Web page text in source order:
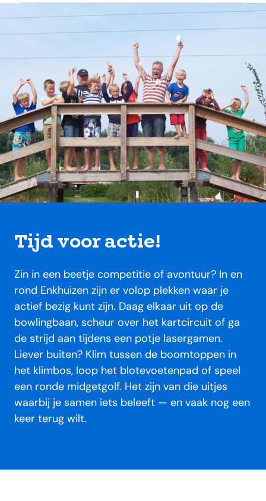
Tijd voor actie!
Zin in een beetje competitie of avontuur? In en
rond Enkhuizen zijn er volop plekken waar je
actief bezig kunt zijn. Daag elkaar uit op de
bowlingbaan, scheur over het kartcircuit of ga
de strijd aan tijdens een potje lasergamen.
Liever buiten? Klim tussen de boomtoppen in
het klimbos, loop het blotevoetenpad of speel
een ronde midgetgolf. Het zijn van die uitjes
waarbij je samen iets beleeft — en vaak nog een
keer terug wilt.